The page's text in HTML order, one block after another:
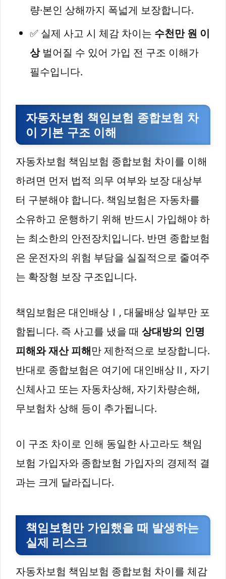
량·본인 상해까지 폭넓게 보장합니다.
✅ 실제 사고 시 체감 차이는 수천만 원 이
상벌어질 수 있어 가입 전 구조 이해가
필수입니다.
자동차보험 책임보험 종합보험 차
이 기본 구조 이해
자동차보험 책임보험 종합보험 차이를 이해
하려면 먼저 법적 의무 여부와 보장 대상부
터 구분해야 합니다. 책임보험은 자동차를
소유하고 운행하기 위해 반드시 가입해야 하
는 최소한의 안전장치입니다. 반면 종합보험
은 운전자의 위험 부담을 실질적으로 줄여주
는 확장형 보장 구조입니다.
책임보험은 대인배상Ⅰ, 대물배상 일부만 포
함됩니다. 즉 사고를 냈을 때 상대방의 인명
피해와 재산 피해만 제한적으로 보장합니다.
반대로 종합보험은 여기에 대인배상Ⅱ, 자기
신체사고 또는 자동차상해, 자기차량손해,
무보험차 상해 등이 추가됩니다.
이 구조 차이로 인해 동일한 사고라도 책임
보험 가입자와 종합보험 가입자의 경제적 결
과는 크게 달라집니다.
책임보험만 가입했을 때 발생하는
실제 리스크
자동차보험 책임보험 종합보험 차이를 체감